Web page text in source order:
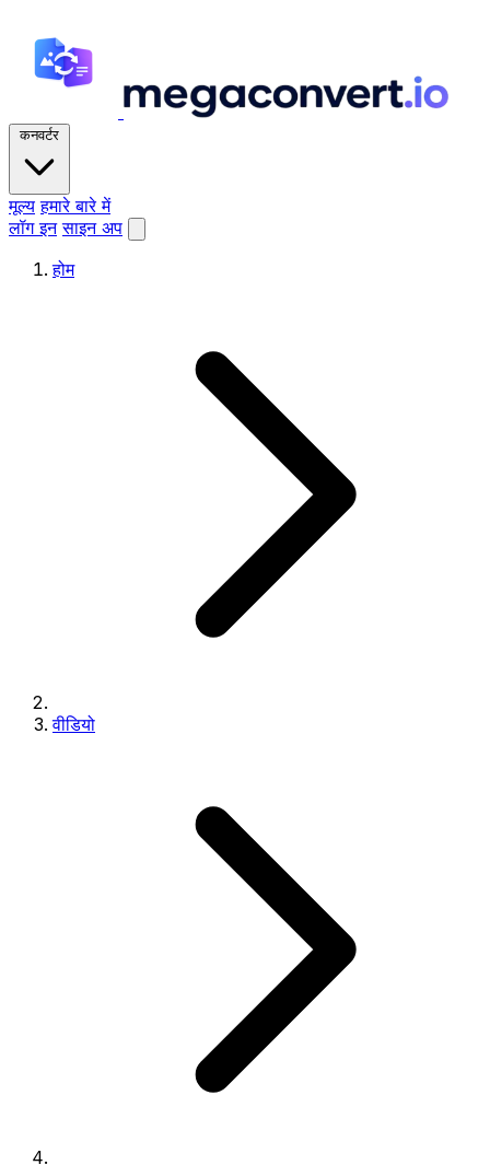
कनवर्टर
मूल्य हमारे बारे में
लॉग इन साइन अप
होम
वीडियो